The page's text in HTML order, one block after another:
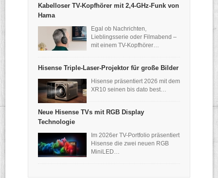
Kabelloser TV-Kopfhörer mit 2,4-GHz-Funk von
Hama
Egal ob Nachrichten,
Lieblingsserie oder Filmabend –
mit einem TV-Kopfhörer…
Hisense Triple-Laser-Projektor für große Bilder
Hisense präsentiert 2026 mit dem
XR10 seinen bis dato best…
Neue Hisense TVs mit RGB Display
Technologie
Im 2026er TV-Portfolio präsentiert
Hisense die zwei neuen RGB
MiniLED…